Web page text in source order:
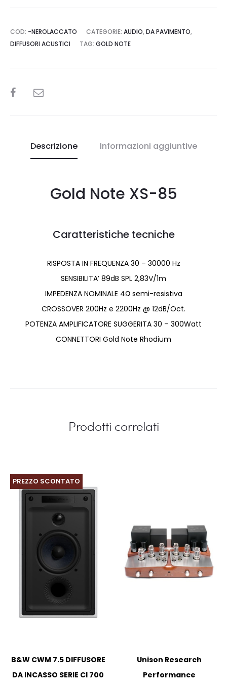
COD: -NEROLACCATO CATEGORIE: AUDIO, DA PAVIMENTO,
DIFFUSORI ACUSTICI
TAG: GOLD NOTE
SHARE
Descrizione Informazioni aggiuntive
Gold Note XS-85
Caratteristiche tecniche
RISPOSTA IN FREQUENZA 30 – 30000 Hz
SENSIBILITA’ 89dB SPL 2,83V/1m
IMPEDENZA NOMINALE 4Ω semi-resistiva
CROSSOVER 200Hz e 2200Hz @ 12dB/Oct.
POTENZA AMPLIFICATORE SUGGERITA 30 – 300Watt
CONNETTORI Gold Note Rhodium
Prodotti correlati
PREZZO SCONTATO
B&W CWM 7.5 DIFFUSORE
DA INCASSO SERIE CI 700
Unison Research
Performance